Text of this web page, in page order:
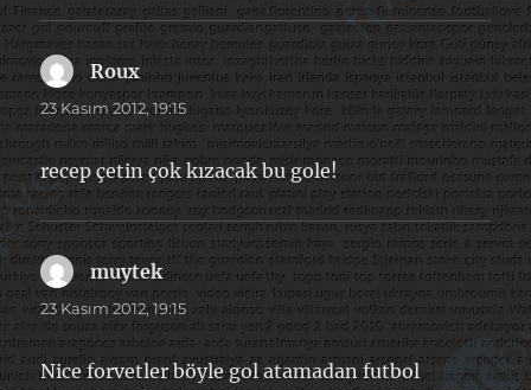
Rouxdedi
ki:
23 Kasım 2012, 19:15
recep çetin çok kızacak bu gole!
muytekdedi
ki:
23 Kasım 2012, 19:15
Nice forvetler böyle gol atamadan futbol